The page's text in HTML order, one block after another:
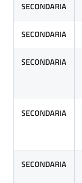
SECONDARIA
SECONDARIA
SECONDARIA
SECONDARIA
SECONDARIA